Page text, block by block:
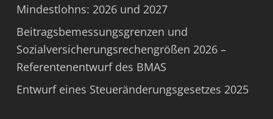
Mindestlohns: 2026 und 2027
Beitragsbemessungsgrenzen und
Sozialversicherungsrechengrößen 2026 –
Referentenentwurf des BMAS
Entwurf eines Steueränderungsgesetzes 2025